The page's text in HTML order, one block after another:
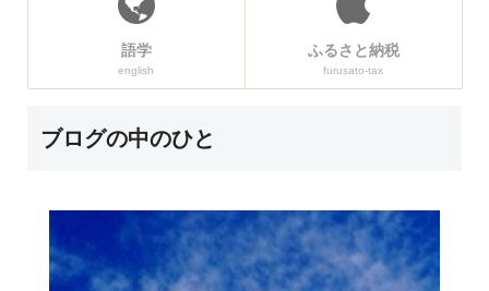
語学
english
ふるさと納税
furusato-tax
ブログの中のひと